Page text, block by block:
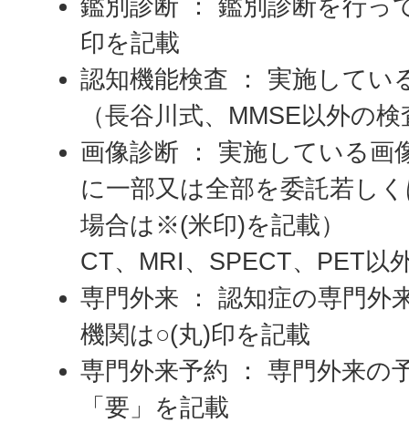
鑑別診断 ： 鑑別診断を行っ
印を記載
認知機能検査 ： 実施してい
（長谷川式、MMSE以外の
画像診断 ： 実施している画
に一部又は全部を委託若し
場合は※(米印)を記載）
CT、MRI、SPECT、PET以
専門外来 ： 認知症の専門外
機関は○(丸)印を記載
専門外来予約 ： 専門外来の
「要」を記載